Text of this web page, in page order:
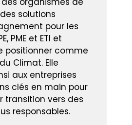
solutions
pour les
PME et ETI et
positionner comme
Climat. Elle
aux entreprises
clés en main pour
transition vers des
responsables.